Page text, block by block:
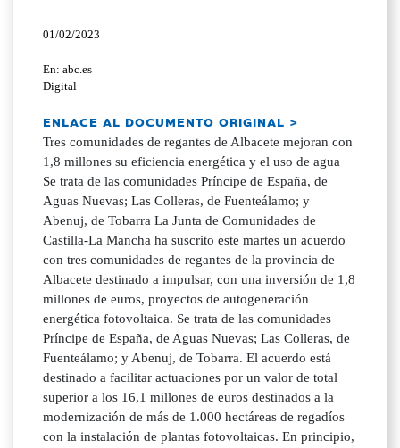
01/02/2023
En: abc.es
Digital
ENLACE AL DOCUMENTO ORIGINAL >
Tres comunidades de regantes de Albacete mejoran con
1,8 millones su eficiencia energética y el uso de agua
Se trata de las comunidades Príncipe de España, de
Aguas Nuevas; Las Colleras, de Fuenteálamo; y
Abenuj, de Tobarra La Junta de Comunidades de
Castilla-La Mancha ha suscrito este martes un acuerdo
con tres comunidades de regantes de la provincia de
Albacete destinado a impulsar, con una inversión de 1,8
millones de euros, proyectos de autogeneración
energética fotovoltaica. Se trata de las comunidades
Príncipe de España, de Aguas Nuevas; Las Colleras, de
Fuenteálamo; y Abenuj, de Tobarra. El acuerdo está
destinado a facilitar actuaciones por un valor de total
superior a los 16,1 millones de euros destinados a la
modernización de más de 1.000 hectáreas de regadíos
con la instalación de plantas fotovoltaicas. En principio,